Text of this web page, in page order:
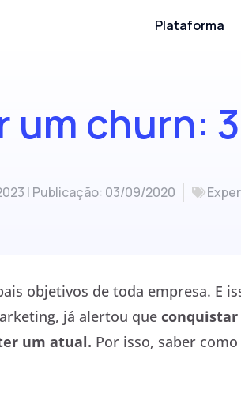
Plataforma
um churn:
| Publicação: 03/09/2020
objetivos de toda empresa. E
já alertou que
um atual. Por isso, saber